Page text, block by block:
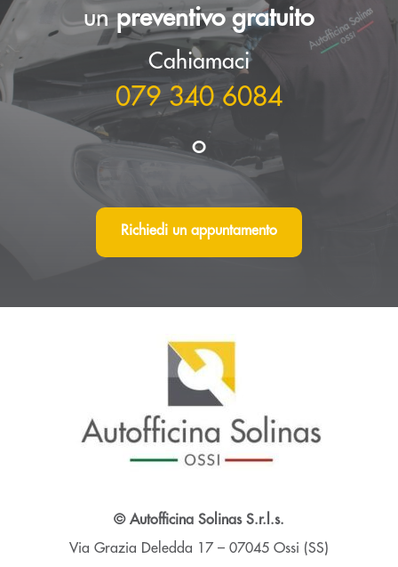
un preventivo gratuito
Cahiamaci
079 340 6084
o
Richiedi un appuntamento
© Autofficina Solinas S.r.l.s.
Via Grazia Deledda 17 – 07045 Ossi (SS)